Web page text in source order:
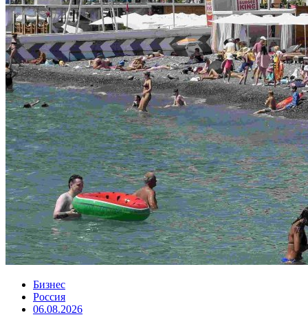
Бизнес
Россия
06.08.2026